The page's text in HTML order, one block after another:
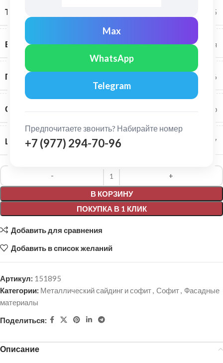
Max
WhatsApp
Telegram
Предпочитаете звонить? Набирайте номер
+7 (977) 294-70-96
ТОЛЩИНА МЕТАЛЛА 0,5
ВИД ПОВЕРХНОСТИ матовая
ПОЛЕЗНАЯ ШИРИНА ПАНЕЛИ, ММ 326
СОСТАВ ПОКРЫТИЯ полиэстер
ШИРИНА ПАНЕЛИ, ММ 357
В КОРЗИНУ
ПОКУПКА В 1 КЛИК
Alternative:
Добавить для сравнения
Добавить в список желаний
Артикул: 151895
Категории: Металлический сайдинг и софит, Софит, Фасадные
материалы
Поделиться:
Описание